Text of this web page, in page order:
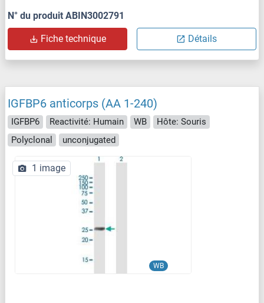
N° du produit ABIN3002791
Fiche technique Détails
IGFBP6 anticorps (AA 1-240)
IGFBP6 Reactivité: Humain WB
Hôte: Souris
Polyclonal
unconjugated
WB
1 image